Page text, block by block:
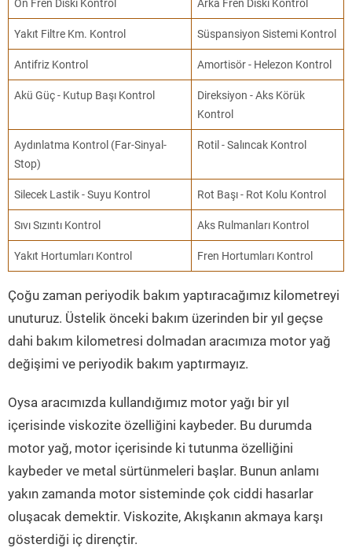
Ön Fren Diski Kontrol Arka Fren Diski Kontrol
Yakıt Filtre Km. Kontrol Süspansiyon Sistemi Kontrol
Antifriz Kontrol Amortisör - Helezon Kontrol
Akü Güç - Kutup Başı Kontrol
Direksiyon - Aks Körük
Kontrol
Aydınlatma Kontrol (Far-Sinyal-
Stop)
Rotil - Salıncak Kontrol
Silecek Lastik - Suyu Kontrol Rot Başı - Rot Kolu Kontrol
Sıvı Sızıntı Kontrol Aks Rulmanları Kontrol
Yakıt Hortumları Kontrol Fren Hortumları Kontrol
Çoğu zaman periyodik bakım yaptıracağımız kilometreyi
unuturuz. Üstelik önceki bakım üzerinden bir yıl geçse
dahi bakım kilometresi dolmadan aracımıza motor yağ
değişimi ve periyodik bakım yaptırmayız.
Oysa aracımızda kullandığımız motor yağı bir yıl
içerisinde viskozite özelliğini kaybeder. Bu durumda
motor yağ, motor içerisinde ki tutunma özelliğini
kaybeder ve metal sürtünmeleri başlar. Bunun anlamı
yakın zamanda motor sisteminde çok ciddi hasarlar
oluşacak demektir. Viskozite, Akışkanın akmaya karşı
gösterdiği iç dirençtir.